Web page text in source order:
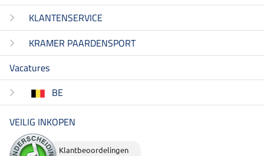
KLANTENSERVICE
KRAMER PAARDENSPORT
Vacatures
BE
VEILIG INKOPEN
Klantbeoordelingen